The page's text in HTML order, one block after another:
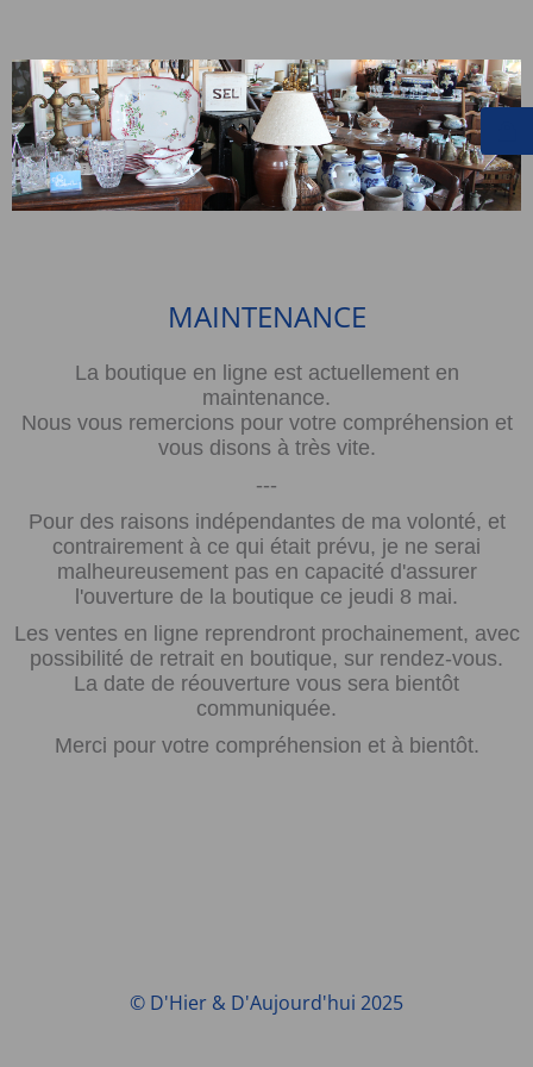
MAINTENANCE
La boutique en ligne est actuellement en
maintenance.
Nous vous remercions pour votre compréhension et
vous disons à très vite.
---
Pour des raisons indépendantes de ma volonté, et
contrairement à ce qui était prévu, je ne serai
malheureusement pas en capacité d'assurer
l'ouverture de la boutique ce jeudi 8 mai.
Les ventes en ligne reprendront prochainement, avec
possibilité de retrait en boutique, sur rendez-vous.
La date de réouverture vous sera bientôt
communiquée.
Merci pour votre compréhension et à bientôt.
© D'Hier & D'Aujourd'hui 2025